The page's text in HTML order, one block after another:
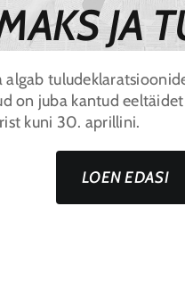
JA
algab
on juba kantud
kuni 30. aprillini.
LOEN EDASI